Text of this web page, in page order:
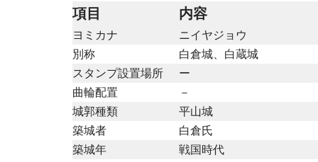
項目 内容
ヨミカナ
ニイヤジョウ
別称
白倉城、白蔵城
スタンプ設置場所
ー
曲輪配置
－
城郭種類
平山城
築城者
白倉氏
築城年
戦国時代